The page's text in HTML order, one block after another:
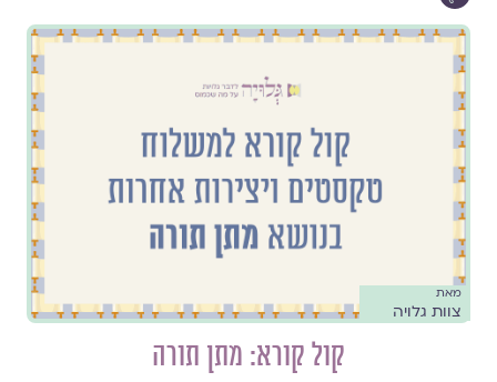
מאת
צוות גלויה
קול קורא: מתן תורה